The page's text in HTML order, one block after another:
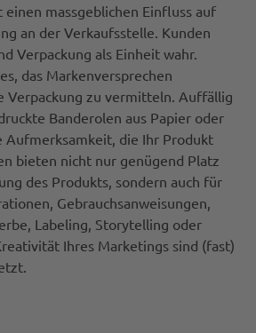
einen massgeblichen Einfluss auf
an der Verkaufsstelle. Kunden
Verpackung als Einheit wahr.
das Markenversprechen
Verpackung zu vermitteln. Auffällig
Banderolen aus Papier oder
Aufmerksamkeit, die Ihr Produkt
bieten nicht nur genügend Platz
des Produkts, sondern auch für
Gebrauchsanweisungen,
Labeling, Storytelling oder
Ihres Marketings sind (fast)